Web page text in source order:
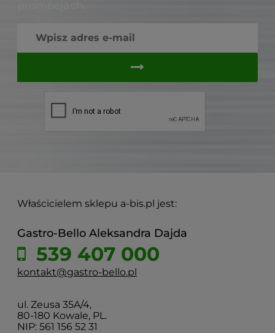
Właścicielem sklepu a-bis.pl jest:
Gastro-Bello Aleksandra Dajda
539 407 000
kontakt@gastro-bello.pl
ul. Zeusa 35A/4,
80-180 Kowale, PL.
NIP: 561 156 52 31